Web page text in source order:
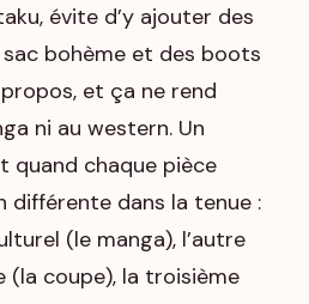
évite d’y ajouter des
bohème et des boots
et ça ne rend
ni au western. Un
quand chaque pièce
différente dans la tenue :
(le manga), l’autre
coupe), la troisième